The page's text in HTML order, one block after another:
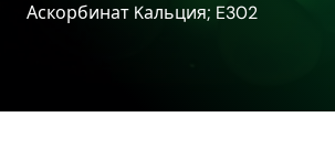
Аскорбинат Kальция; E302